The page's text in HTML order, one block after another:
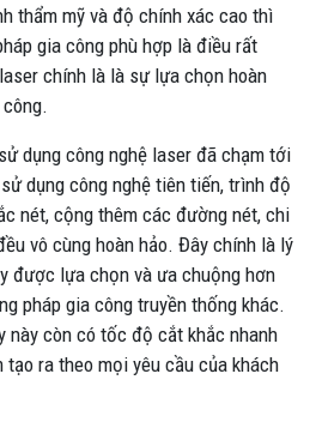
thẩm mỹ và độ chính xác cao thì
gia công phù hợp là điều rất
chính là là sự lựa chọn hoàn
dụng công nghệ laser đã chạm tới
dụng công nghệ tiên tiến, trình độ
nét, cộng thêm các đường nét, chi
vô cùng hoàn hảo. Đây chính là lý
được lựa chọn và ưa chuộng hơn
pháp gia công truyền thống khác.
này còn có tốc độ cắt khắc nhanh
tạo ra theo mọi yêu cầu của khách